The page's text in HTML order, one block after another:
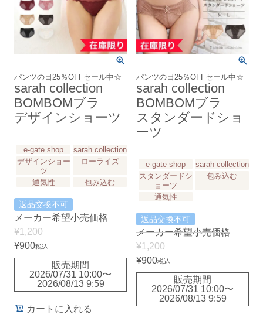
パンツの日25％OFFセール中☆
sarah collection
BOMBOMブラ
デザインショーツ
e-gate shop
sarah collection
デザインショー
ツ
ローライズ
通気性 包み込む
返品交換不可
メーカー希望小売価格
¥1,200
¥900税込
販売期間
2026/07/31 10:00〜
2026/08/13 9:59
カートに入れる
パンツの日25％OFFセール中☆
sarah collection
BOMBOMブラ
スタンダードショ
ーツ
e-gate shop
sarah collection
スタンダードシ
ョーツ
包み込む
通気性
返品交換不可
メーカー希望小売価格
¥1,200
¥900税込
販売期間
2026/07/31 10:00〜
2026/08/13 9:59